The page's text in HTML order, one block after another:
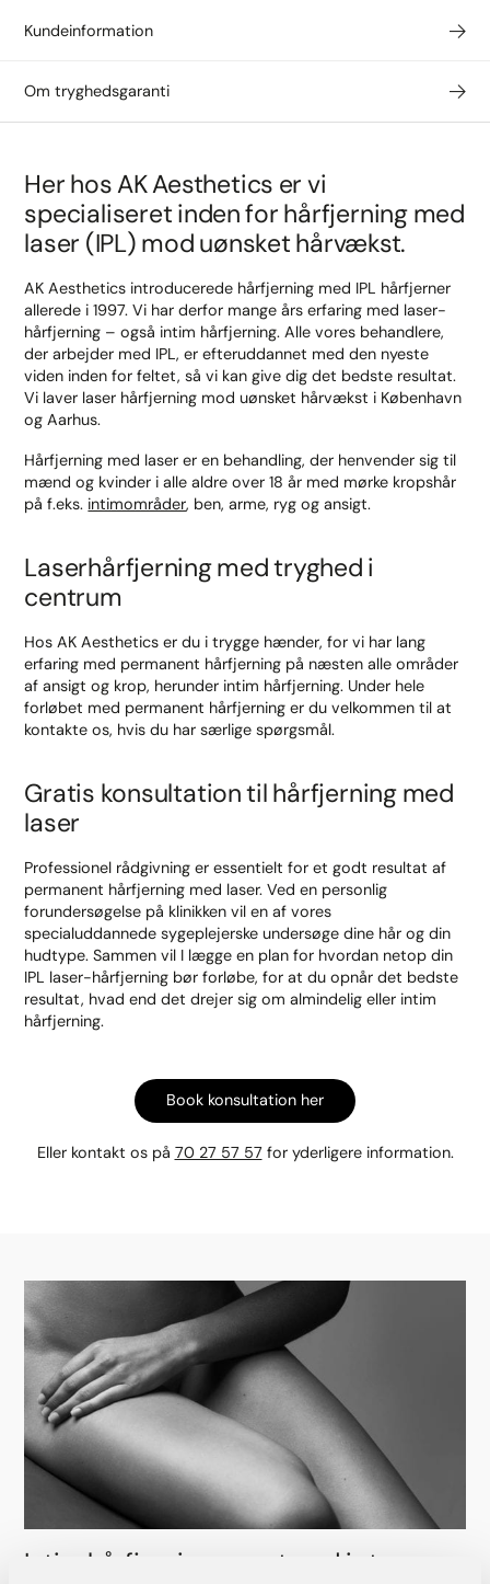
Kundeinformation
Om tryghedsgaranti
Her hos AK Aesthetics er vi
specialiseret inden for hårfjerning med
laser (IPL) mod uønsket hårvækst.
AK Aesthetics introducerede hårfjerning med IPL hårfjerner
allerede i 1997. Vi har derfor mange års erfaring med laser-
hårfjerning – også intim hårfjerning. Alle vores behandlere,
der arbejder med IPL, er efteruddannet med den nyeste
viden inden for feltet, så vi kan give dig det bedste resultat.
Vi laver laser hårfjerning mod uønsket hårvækst i København
og Aarhus.
Hårfjerning med laser er en behandling, der henvender sig til
mænd og kvinder i alle aldre over 18 år med mørke kropshår
på f.eks. intimområder, ben, arme, ryg og ansigt.
Laserhårfjerning med tryghed i
centrum
Hos AK Aesthetics er du i trygge hænder, for vi har lang
erfaring med permanent hårfjerning på næsten alle områder
af ansigt og krop, herunder intim hårfjerning. Under hele
forløbet med permanent hårfjerning er du velkommen til at
kontakte os, hvis du har særlige spørgsmål.
Gratis konsultation til hårfjerning med
laser
Professionel rådgivning er essentielt for et godt resultat af
permanent hårfjerning med laser. Ved en personlig
forundersøgelse på klinikken vil en af vores
specialuddannede sygeplejerske undersøge dine hår og din
hudtype. Sammen vil I lægge en plan for hvordan netop din
IPL laser-hårfjerning bør forløbe, for at du opnår det bedste
resultat, hvad end det drejer sig om almindelig eller intim
hårfjerning.
Book konsultation her
Eller kontakt os på 70 27 57 57for yderligere information.
Intim hårfjerning er en trend i store